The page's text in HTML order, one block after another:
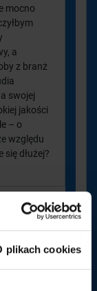
plikach cookies
mocno
a
z branż
swojej
jakości
– o
względu
dłużej?